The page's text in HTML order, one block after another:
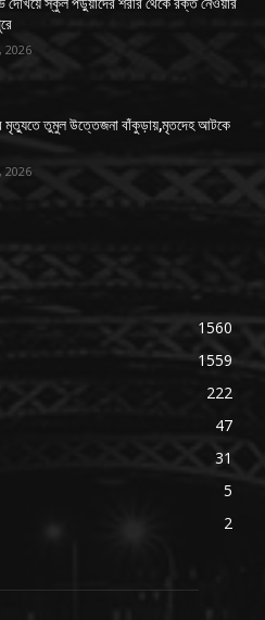
2026
মৃত্যুতে তুমুল উত্তেজনা বাঁকুড়ায়,মৃতদেহ আটকে
2026
1560
1559
222
47
31
5
2